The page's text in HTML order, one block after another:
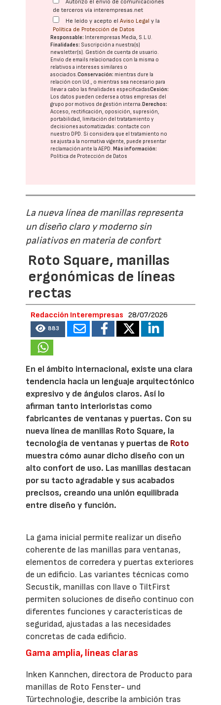
Autorizo el envío de comunicaciones
de terceros vía interempresas.net
He leído y acepto elAviso Legal y la
Política de Protección de Datos
Responsable: Interempresas Media, S.L.U.
Finalidades: Suscripción a nuestra(s)
newsletter(s). Gestión de cuenta de usuario.
Envío de emails relacionados con la misma o
relativos a intereses similares o
asociados.Conservación: mientras dure la
relación con Ud., o mientras sea necesario para
llevar a cabo las finalidades especificadasCesión:
Los datos pueden cederse a otras empresas del
grupo por motivos de gestión interna.Derechos:
Acceso, rectificación, oposición, supresión,
portabilidad, limitación del tratatamiento y
decisiones automatizadas: contacte con
nuestro DPD . Si considera que el tratamiento no
se ajusta a la normativa vigente, puede presentar
reclamación ante laAEPD .Más información:
Política de Protección de Datos
La nueva línea de manillas representa
un diseño claro y moderno sin
paliativos en materia de confort
Roto Square, manillas
ergonómicas de líneas
rectas
Redacción Interempresas 28/07/2026
883
En el ámbito internacional, existe una clara
tendencia hacia un lenguaje arquitectónico
expresivo y de ángulos claros. Así lo
afirman tanto interioristas como
fabricantes de ventanas y puertas. Con su
nueva línea de manillas Roto Square, la
tecnología de ventanas y puertas de Roto
muestra cómo aunar dicho diseño con un
alto confort de uso. Las manillas destacan
por su tacto agradable y sus acabados
precisos, creando una unión equilibrada
entre diseño y función.
La gama inicial permite realizar un diseño
coherente de las manillas para ventanas,
elementos de corredera y puertas exteriores
de un edificio. Las variantes técnicas como
Secustik, manillas con llave o TiltFirst
permiten soluciones de diseño continuo con
diferentes funciones y características de
seguridad, ajustadas a las necesidades
concretas de cada edificio.
Gama amplia, líneas claras
Inken Kannchen, directora de Producto para
manillas de Roto Fenster- und
Türtechnologie, describe la ambición tras